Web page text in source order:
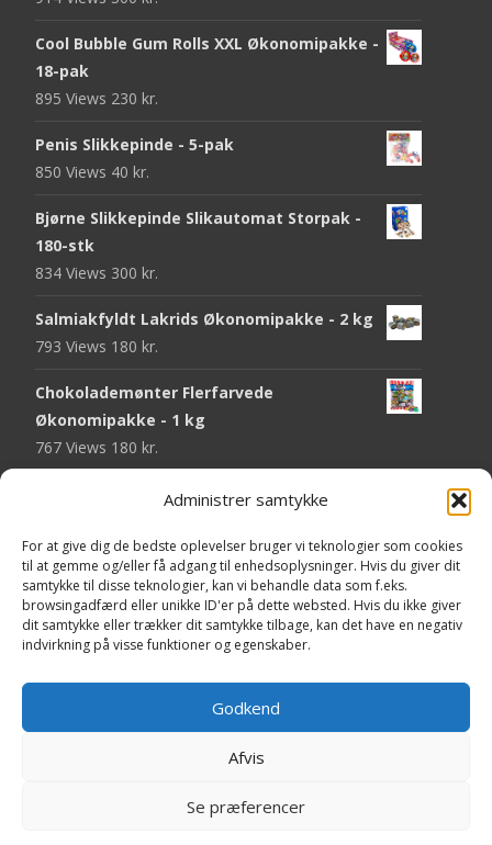
Administrer samtykke
For at give dig de bedste oplevelser bruger vi teknologier som cookies
til at gemme og/eller få adgang til enhedsoplysninger. Hvis du giver dit
samtykke til disse teknologier, kan vi behandle data som f.eks.
browsingadfærd eller unikke ID'er på dette websted. Hvis du ikke giver
dit samtykke eller trækker dit samtykke tilbage, kan det have en negativ
indvirkning på visse funktioner og egenskaber.
Godkend
Afvis
Se præferencer
Cool Bubble Gum Rolls XXL Økonomipakke -
18-pak
895 Views 230 kr.
Penis Slikkepinde - 5-pak
850 Views 40 kr.
Bjørne Slikkepinde Slikautomat Storpak -
180-stk
834 Views 300 kr.
Salmiakfyldt Lakrids Økonomipakke - 2 kg
793 Views 180 kr.
Chokolademønter Flerfarvede
Økonomipakke - 1 kg
767 Views 180 kr.
Malaco Stjerner Lakrids - 92 gram
Pringles Hot & Spicy - 165 gram
742 Views40 kr.
Fini Krudttønder Tyggegummi
, Themei-craftby TemplatesNext.